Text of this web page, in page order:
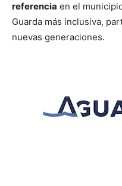
referencia en el
Guarda más inclusiva,
nuevas generaciones.